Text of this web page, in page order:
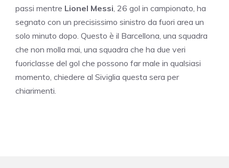
passi mentre Lionel Messi, 26 gol in campionato, ha
segnato con un precisissimo sinistro da fuori area un
solo minuto dopo. Questo è il Barcellona, una squadra
che non molla mai, una squadra che ha due veri
fuoriclasse del gol che possono far male in qualsiasi
momento, chiedere al Siviglia questa sera per
chiarimenti.